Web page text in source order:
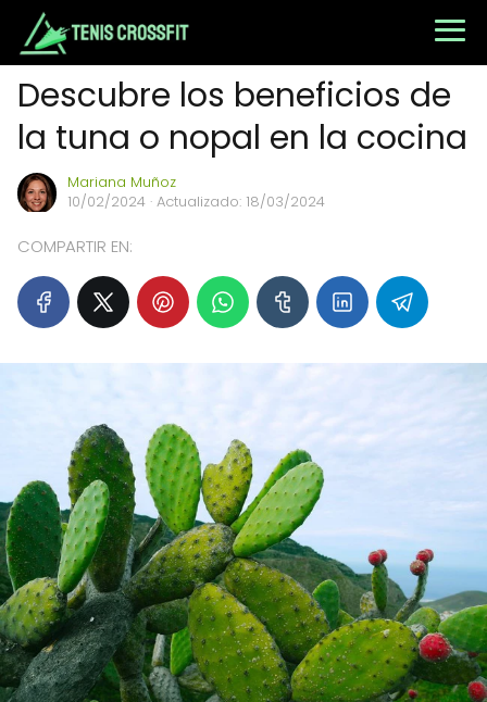
Descubre los beneficios de
la tuna o nopal en la cocina
Mariana Muñoz
10/02/2024 · Actualizado: 18/03/2024
COMPARTIR EN: